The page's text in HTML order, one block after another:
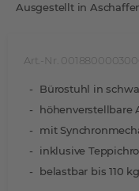
Art.-Nr.
Bürostuhl in
höhenverstellbare
mit
inklusive
belastbar bis 110 kg
Ausgestellt in